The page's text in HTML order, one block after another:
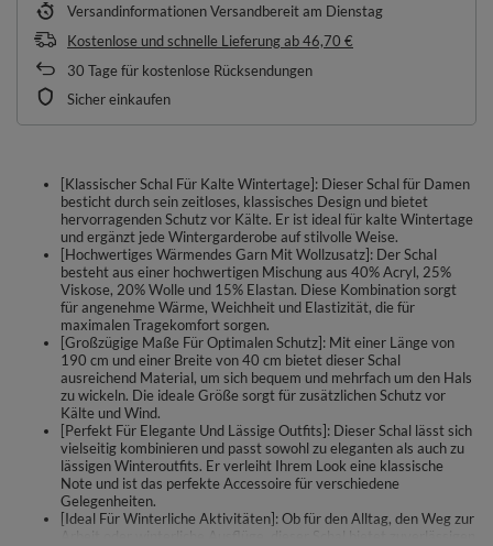
VersandinformationenVersandbereit am Dienstag
Kostenlose und schnelle Lieferungab46,70 €
30 Tage für kostenlose Rücksendungen
Sicher einkaufen
[Klassischer Schal Für Kalte Wintertage]: Dieser Schal für Damen
besticht durch sein zeitloses, klassisches Design und bietet
hervorragenden Schutz vor Kälte. Er ist ideal für kalte Wintertage
und ergänzt jede Wintergarderobe auf stilvolle Weise.
[Hochwertiges Wärmendes Garn Mit Wollzusatz]: Der Schal
besteht aus einer hochwertigen Mischung aus 40% Acryl, 25%
Viskose, 20% Wolle und 15% Elastan. Diese Kombination sorgt
für angenehme Wärme, Weichheit und Elastizität, die für
maximalen Tragekomfort sorgen.
[Großzügige Maße Für Optimalen Schutz]: Mit einer Länge von
190 cm und einer Breite von 40 cm bietet dieser Schal
ausreichend Material, um sich bequem und mehrfach um den Hals
zu wickeln. Die ideale Größe sorgt für zusätzlichen Schutz vor
Kälte und Wind.
[Perfekt Für Elegante Und Lässige Outfits]: Dieser Schal lässt sich
vielseitig kombinieren und passt sowohl zu eleganten als auch zu
lässigen Winteroutfits. Er verleiht Ihrem Look eine klassische
Note und ist das perfekte Accessoire für verschiedene
Gelegenheiten.
[Ideal Für Winterliche Aktivitäten]: Ob für den Alltag, den Weg zur
Arbeit oder winterliche Ausflüge, dieser Schal bietet zuverlässigen